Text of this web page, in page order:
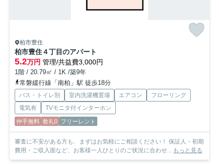
柏市豊住
柏市豊住４丁目のアパート
5.2万円 管理/共益費3,000円
1階 / 20.79㎡ / 1K /築9年
常磐緩行線「南柏」駅 徒歩18分
バス・トイレ別 室内洗濯機置場 エアコン
フローリング
電気有
TVモニタ付インターホン
仲手無料 敷礼0 フリーレント
審査に不安がある方も、まずはお気軽にご相談ください！ 保証人・初期
費用・ご収入面など、お客様一人ひとりのご状況に合わせ... もっと見る